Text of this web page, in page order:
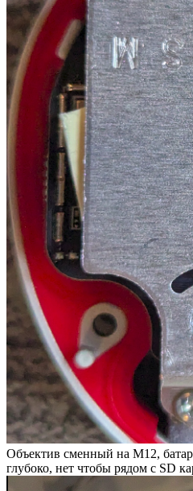
Объектив сменный на М12,
глубоко, нет чтобы рядом с SD